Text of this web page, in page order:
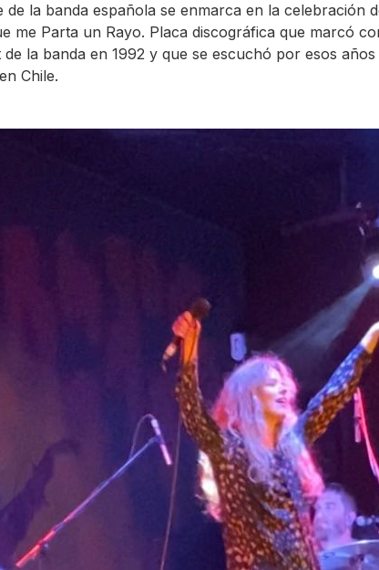
de la banda española se enmarca en la celebración
me Parta un Rayo. Placa discográfica que marcó
de la banda en 1992 y que se escuchó por esos
Chile.